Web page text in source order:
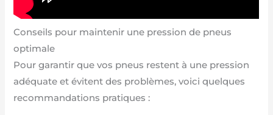
Conseils pour maintenir une pression de pneus
optimale
Pour garantir que vos pneus restent à une pression
adéquate et évitent des problèmes, voici quelques
recommandations pratiques :